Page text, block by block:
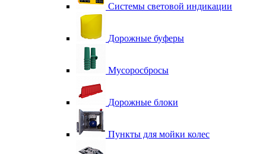
Системы световой индикации
Дорожные буферы
Мусоросбросы
Дорожные блоки
Пункты для мойки колес